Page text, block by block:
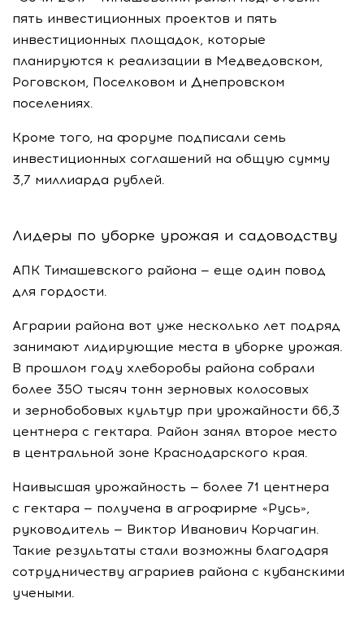
пять инвестиционных проектов и пять
инвестиционных площадок, которые
планируются к реализации в Медведовском,
Роговском, Поселковом и Днепровском
поселениях.
Кроме того, на форуме подписали семь
инвестиционных соглашений на общую сумму
3,7 миллиарда рублей.
Лидеры по уборке урожая и садоводству
АПК Тимашевского района — еще один повод
для гордости.
Аграрии района вот уже несколько лет подряд
занимают лидирующие места в уборке урожая.
В прошлом году хлеборобы района собрали
более 350 тысяч тонн зерновых колосовых
и зернобобовых культур при урожайности 66,3
центнера с гектара. Район занял второе место
в центральной зоне Краснодарского края.
Наивысшая урожайность — более 71 центнера
с гектара — получена в агрофирме «Русь»,
руководитель — Виктор Иванович Корчагин.
Такие результаты стали возможны благодаря
сотрудничеству аграриев района с кубанскими
учеными.